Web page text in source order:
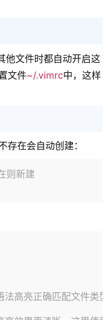
他文件时都自动开启这
文件~/.vimrc中，这样
在会自动创建：
则新建
法高亮正确匹配文件类型